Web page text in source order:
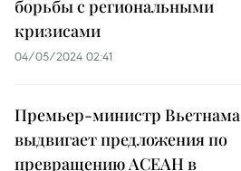
борьбы с региональными
кризисами
04/05/2024 02:41
Премьер-министр Вьетнама
выдвигает предложения по
превращению АСЕАН в